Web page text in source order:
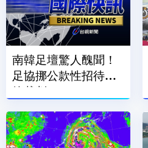
南韓足壇驚人醜聞！
足協挪公款性招待外
籍裁判